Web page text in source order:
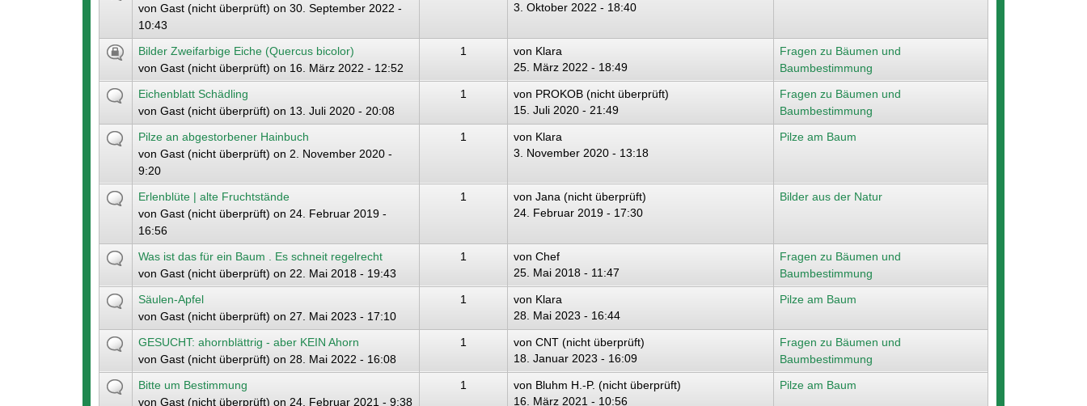
von Gast (nicht überprüft) on 30. September 2022 -
10:43
3. Oktober 2022 - 18:40
Bilder Zweifarbige Eiche (Quercus bicolor)
von Gast (nicht überprüft) on 16. März 2022 - 12:52
1 von Klara
25. März 2022 - 18:49
Fragen zu Bäumen und
Baumbestimmung
Eichenblatt Schädling
von Gast (nicht überprüft) on 13. Juli 2020 - 20:08
1 von PROKOB (nicht überprüft)
15. Juli 2020 - 21:49
Fragen zu Bäumen und
Baumbestimmung
Pilze an abgestorbener Hainbuch
von Gast (nicht überprüft) on 2. November 2020 -
9:20
1 von Klara
3. November 2020 - 13:18
Pilze am Baum
Erlenblüte | alte Fruchtstände
von Gast (nicht überprüft) on 24. Februar 2019 -
16:56
1 von Jana (nicht überprüft)
24. Februar 2019 - 17:30
Bilder aus der Natur
Was ist das für ein Baum . Es schneit regelrecht
von Gast (nicht überprüft) on 22. Mai 2018 - 19:43
1 von Chef
25. Mai 2018 - 11:47
Fragen zu Bäumen und
Baumbestimmung
Säulen-Apfel
von Gast (nicht überprüft) on 27. Mai 2023 - 17:10
1 von Klara
28. Mai 2023 - 16:44
Pilze am Baum
GESUCHT: ahornblättrig - aber KEIN Ahorn
von Gast (nicht überprüft) on 28. Mai 2022 - 16:08
1 von CNT (nicht überprüft)
18. Januar 2023 - 16:09
Fragen zu Bäumen und
Baumbestimmung
Bitte um Bestimmung
von Gast (nicht überprüft) on 24. Februar 2021 - 9:38
1 von Bluhm H.-P. (nicht überprüft)
16. März 2021 - 10:56
Pilze am Baum